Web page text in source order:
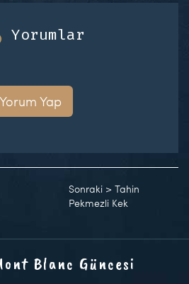
Yorumlar
Yorum Yap
Sonraki >Tahin
Pekmezli Kek
Blanc Güncesi